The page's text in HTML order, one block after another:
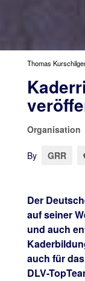
Thomas
Organisation
By GRR
Der
auf seiner
und auch
auch für
DLV-